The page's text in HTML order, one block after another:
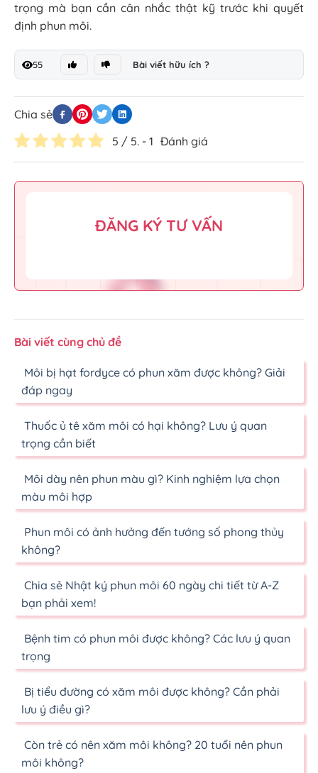
trọng mà bạn cần cân nhắc thật kỹ trước khi quyết
định phun môi.
55 Bài viết hữu ích ?
Chia sẻ
Đánh giá
5 / 5. - 1
ĐĂNG KÝ TƯ VẤN
Bài viết cùng chủ đề
Môi bị hạt fordyce có phun xăm được không? Giải
đáp ngay
Thuốc ủ tê xăm môi có hại không? Lưu ý quan
trọng cần biết
Môi dày nên phun màu gì? Kinh nghiệm lựa chọn
màu môi hợp
Phun môi có ảnh hưởng đến tướng số phong thủy
không?
Chia sẻ Nhật ký phun môi 60 ngày chi tiết từ A-Z
bạn phải xem!
Bệnh tim có phun môi được không? Các lưu ý quan
trọng
Bị tiểu đường có xăm môi được không? Cần phải
lưu ý điều gì?
Còn trẻ có nên xăm môi không? 20 tuổi nên phun
môi không?